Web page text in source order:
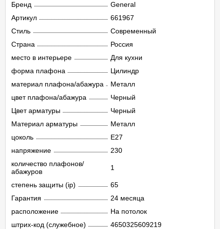
Бренд
General
Артикул
661967
Стиль
Современный
Страна
Россия
место в интерьере
Для кухни
форма плафона
Цилиндр
материал плафона/абажура
Металл
цвет плафона/абажура
Черный
Цвет арматуры
Черный
Материал арматуры
Металл
цоколь
E27
напряжение
230
количество плафонов/
абажуров
1
степень защиты (ip)
65
Гарантия
24 месяца
расположение
На потолок
штрих-код (служебное)
4650325609219